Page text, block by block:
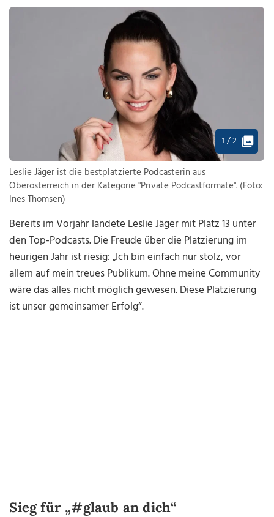
1 / 2
Leslie Jäger ist die bestplatzierte Podcasterin aus
Oberösterreich in der Kategorie "Private Podcastformate". (Foto:
Ines Thomsen)
Bereits im Vorjahr landete Leslie Jäger mit Platz 13 unter
den Top-Podcasts. Die Freude über die Platzierung im
heurigen Jahr ist riesig: „Ich bin einfach nur stolz, vor
allem auf mein treues Publikum. Ohne meine Community
wäre das alles nicht möglich gewesen. Diese Platzierung
ist unser gemeinsamer Erfolg“.
Sieg für „#glaub an dich“